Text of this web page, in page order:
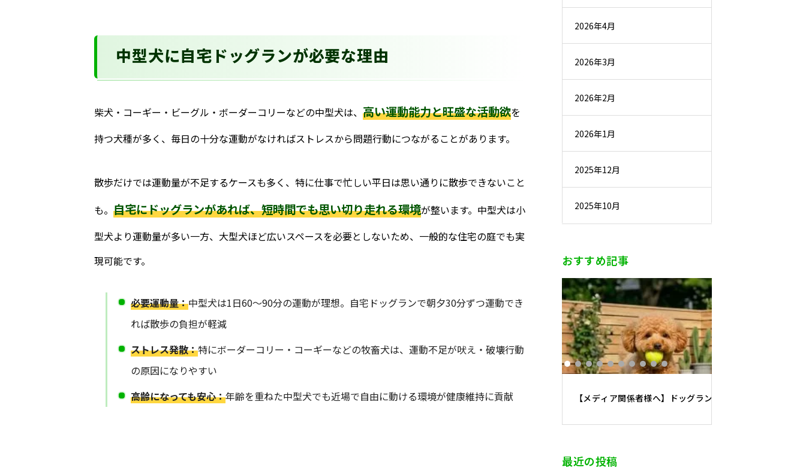
中型犬に自宅ドッグランが必要な理由
柴犬・コーギー・ビーグル・ボーダーコリーなどの中型犬は、 高い運動能力と旺盛な活動欲を
持つ犬種が多く、毎日の十分な運動がなければストレスから問題行動につながることがあります。
散歩だけでは運動量が不足するケースも多く、特に仕事で忙しい平日は思い通りに散歩できないこと
も。 自宅にドッグランがあれば、短時間でも思い切り走れる環境が整います。中型犬は小
型犬より運動量が多い一方、大型犬ほど広いスペースを必要としないため、一般的な住宅の庭でも実
現可能です。
必要運動量：中型犬は1日60〜90分の運動が理想。自宅ドッグランで朝夕30分ずつ運動でき
れば散歩の負担が軽減
ストレス発散：特にボーダーコリー・コーギーなどの牧畜犬は、運動不足が吠え・破壊行動
の原因になりやすい
高齢になっても安心：年齢を重ねた中型犬でも近場で自由に動ける環境が健康維持に貢献
2026年4月
2026年3月
2026年2月
2026年1月
2025年12月
2025年10月
おすすめ記事
【メディア関係者様へ】ドッグラン施工・運営の専門家
最近の投稿